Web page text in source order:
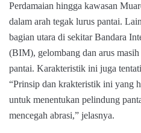
Perdamaian hingga kawasan
dalam arah tegak lurus pantai.
bagian utara di sekitar Bandara
(BIM), gelombang dan arus
pantai. Karakteristik ini juga
“Prinsip dan krakteristik ini yang
untuk menentukan pelindung
mencegah abrasi,” jelasnya.